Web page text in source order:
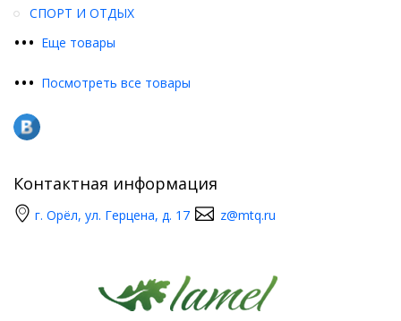
••• Еще товары
СПОРТ И ОТДЫХ
••• Посмотреть все товары
Контактная информация
г. Орёл, ул. Герцена, д. 17 z@mtq.ru